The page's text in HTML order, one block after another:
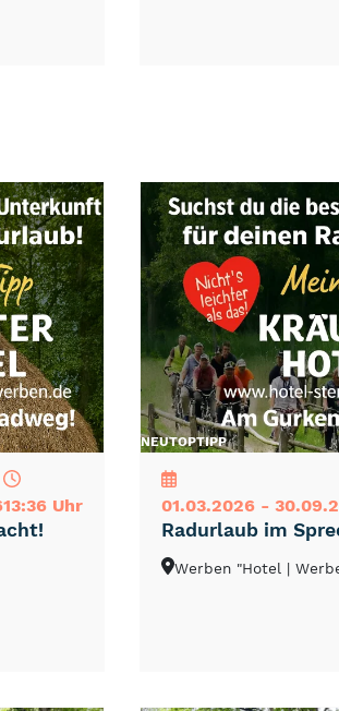
13:36 Uhr
NEUTOPTIPP
01.03.2026 -
Radurlaub im
Werben "Hotel |